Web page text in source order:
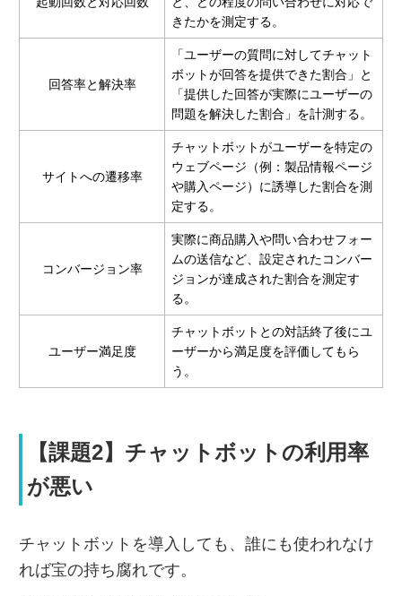
きたかを測定する。
回答率と解決率
「ユーザーの質問に対してチャット
ボットが回答を提供できた割合」と
「提供した回答が実際にユーザーの
問題を解決した割合」を計測する。
サイトへの遷移率
チャットボットがユーザーを特定の
ウェブページ（例：製品情報ページ
や購入ページ）に誘導した割合を測
定する。
コンバージョン率
実際に商品購入や問い合わせフォー
ムの送信など、設定されたコンバー
ジョンが達成された割合を測定す
る。
ユーザー満足度
チャットボットとの対話終了後にユ
ーザーから満足度を評価してもら
う。
【課題2】チャットボットの利用率
が悪い
チャットボットを導入しても、誰にも使われなけ
れば宝の持ち腐れです。